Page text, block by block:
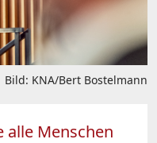
Bild: KNA/Bert Bostelmann
alle Menschen